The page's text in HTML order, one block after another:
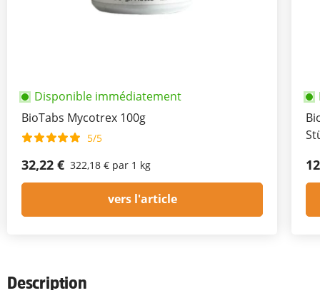
Disponible immédiatement
BioTabs Mycotrex 100g
5/5
32,22 € 322,18 € par 1 kg
vers l'article
Description